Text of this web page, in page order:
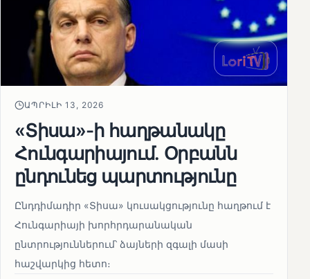
ԱՊՐԻԼԻ 13, 2026
«Տիսա»-ի հաղթանակը
Հունգարիայում․ Օրբանն
ընդունեց պարտությունը
Ընդդիմադիր «Տիսա» կուսակցությունը հաղթում է
Հունգարիայի խորհրդարանական
ընտրություններում՝ ձայների զգալի մասի
հաշվարկից հետո։